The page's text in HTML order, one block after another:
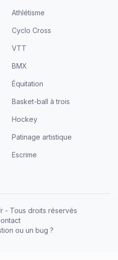
Athlétisme
Cyclo Cross
VTT
BMX
Équitation
Basket-ball à trois
Hockey
Patinage artistique
Escrime
- Tous droits réservés
ou un bug ?